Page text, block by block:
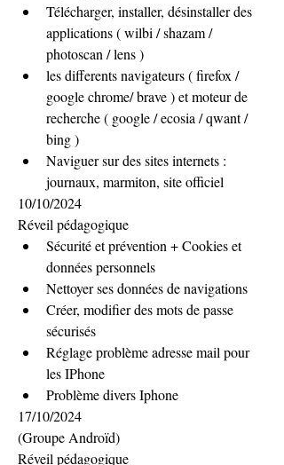
Télécharger, installer, désinstaller des
applications ( wilbi / shazam /
photoscan / lens )
les differents navigateurs ( firefox /
google chrome/ brave ) et moteur de
recherche ( google / ecosia / qwant /
bing )
Naviguer sur des sites internets :
journaux, marmiton, site officiel
10/10/2024
Réveil pédagogique
Sécurité et prévention + Cookies et
données personnels
Nettoyer ses données de navigations
Créer, modifier des mots de passe
sécurisés
Réglage problème adresse mail pour
les IPhone
Problème divers Iphone
17/10/2024
(Groupe Androïd)
Réveil pédagogique